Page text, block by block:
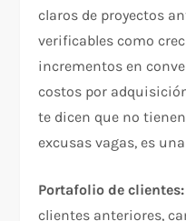
claros de proyectos
verificables como
incrementos en
costos por
te dicen que no
excusas vagas, es
Portafolio de clientes:
clientes anteriores,